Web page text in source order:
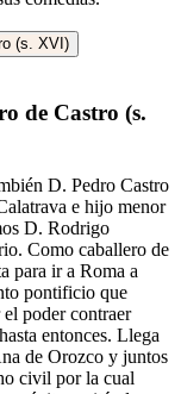
de Castro (s.
D. Pedro Castro
e hijo menor
D. Rodrigo
Como caballero de
para ir a Roma a
pontificio que
poder contraer
entonces. Llega
de Orozco y juntos
civil por la cual